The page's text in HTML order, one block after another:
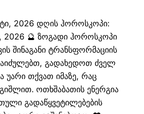
2026 დღის ჰოროსკოპი:
2026 🔮 ზოგადი ჰოროსკოპი
შინაგანი ტრანსფორმაციის
გადახედოთ ძველ
უარი თქვათ იმაზე, რაც
ოთხშაბათის ენერგია
გადაწყვეტილებების